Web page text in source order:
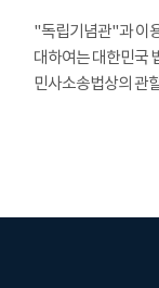
"독립기념관"과 이
대하여는 대한민국
민사소송법상의 관